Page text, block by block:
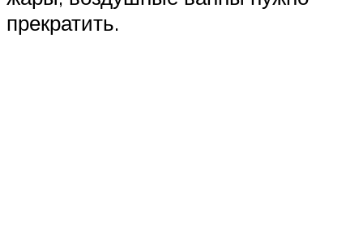
прекратить.